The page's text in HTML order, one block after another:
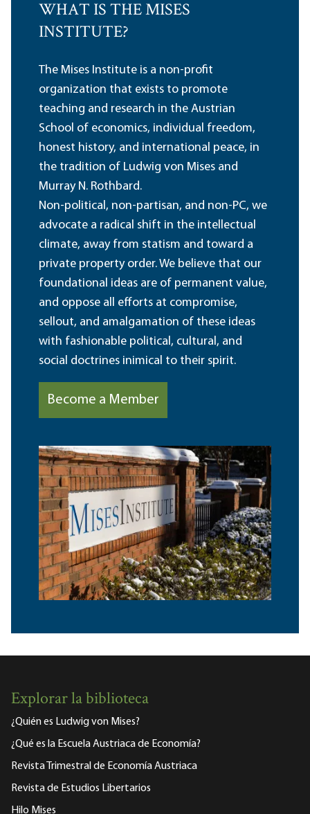
WHAT IS THE MISES
INSTITUTE?
The Mises Institute is a non-profit
organization that exists to promote
teaching and research in the Austrian
School of economics, individual freedom,
honest history, and international peace, in
the tradition of Ludwig von Mises and
Murray N. Rothbard.
Non-political, non-partisan, and non-PC, we
advocate a radical shift in the intellectual
climate, away from statism and toward a
private property order. We believe that our
foundational ideas are of permanent value,
and oppose all efforts at compromise,
sellout, and amalgamation of these ideas
with fashionable political, cultural, and
social doctrines inimical to their spirit.
Become a Member
Explorar la biblioteca
¿Quién es Ludwig von Mises?
¿Qué es la Escuela Austriaca de Economía?
Revista Trimestral de Economía Austriaca
Revista de Estudios Libertarios
Hilo Mises